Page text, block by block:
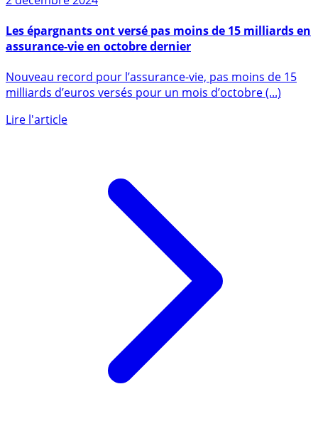
2 décembre 2024
assurance-vie en octobre dernier
milliards d’euros versés pour un mois d’octobre (...)